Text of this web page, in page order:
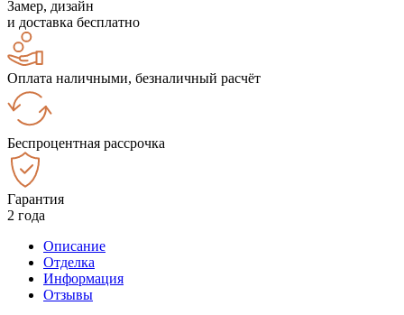
Замер, дизайн
и доставка бесплатно
Оплата наличными, безналичный расчёт
Беспроцентная рассрочка
Гарантия
2 года
Описание
Отделка
Информация
Отзывы